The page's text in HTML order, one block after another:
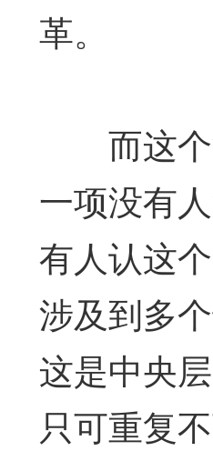
革。
而这个
一项没有
有人认这
涉及到多
这是中央
只可重复